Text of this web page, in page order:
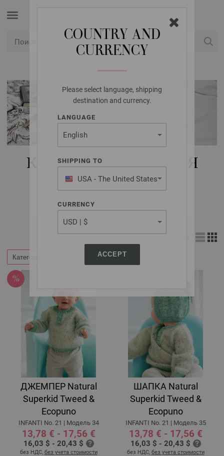
COUNTRY AND
CURRENCY
Please select language, shipping
destination and currency.
LANGUAGE
SHIPPING TO
USA - The United States
of America
CURRENCY
ACCEPT
КУПИТЬ НАБОРЫ ДЛЯ
ВЯЗАНИЯ FILATI
ДЕТИ
Категории Фильтр по
ДЖЕМПЕР Natural
Superkid Tweed &
Ecopuno
INFANTI No. 21 | Модель 34
13,78 € - 17,56 €
16,03 $ - 20,43 $
без НДС, без учета стоимости
ШАПКА Natural
Superkid Tweed &
Ecopuno
INFANTI No. 21 | Модель 35
13,78 € - 17,56 €
16,03 $ - 20,43 $
без НДС, без учета стоимости